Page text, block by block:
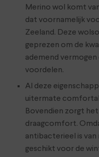
Merino wol komt
dat voornamelijk
Zeeland. Deze
geprezen om de
ademend
voordelen.
Al deze
uitermate
Bovendien zorgt
draagcomfort.
antibacterieel is van
geschikt voor de